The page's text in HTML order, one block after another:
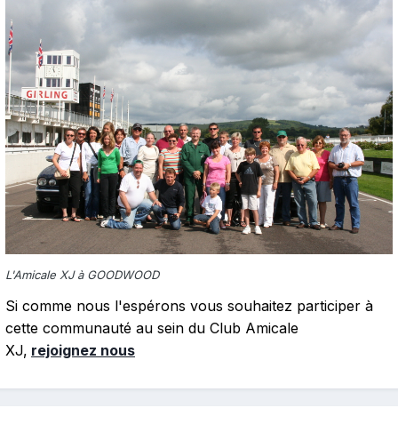
L'Amicale XJ à GOODWOOD
Si comme nous l'espérons vous souhaitez participer à
cette communauté au sein du Club Amicale
XJ, rejoignez nous